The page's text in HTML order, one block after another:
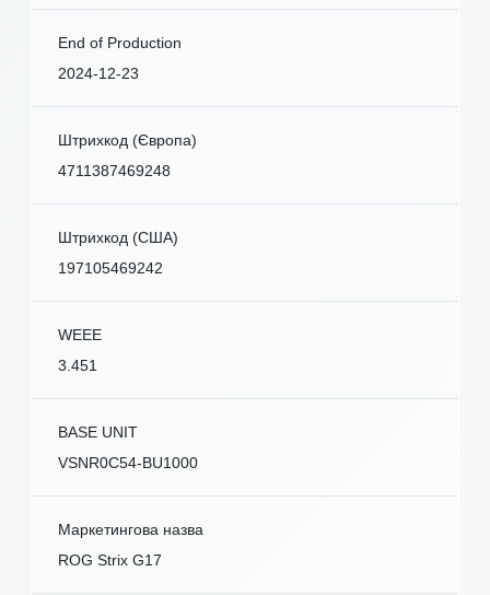
End of Production
2024-12-23
Штрихкод (Європа)
4711387469248
Штрихкод (США)
197105469242
WEEE
3.451
BASE UNIT
VSNR0C54-BU1000
Маркетингова назва
ROG Strix G17